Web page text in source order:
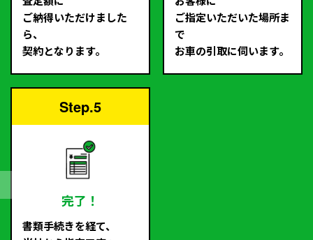
ご納得いただけました
ら、
契約となります。
ご指定いただいた場所ま
で
お車の引取に伺います。
Step.5
完了！
書類手続きを経て、